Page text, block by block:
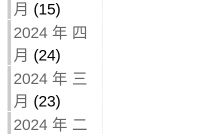
月 (15)
2024 年 四
月 (24)
2024 年 三
月 (23)
2024 年 二